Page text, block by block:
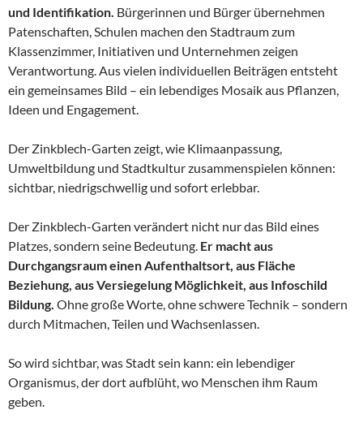
und Identifikation. Bürgerinnen und Bürger übernehmen
Patenschaften, Schulen machen den Stadtraum zum
Klassenzimmer, Initiativen und Unternehmen zeigen
Verantwortung. Aus vielen individuellen Beiträgen entsteht
ein gemeinsames Bild – ein lebendiges Mosaik aus Pflanzen,
Ideen und Engagement.
Der Zinkblech-Garten zeigt, wie Klimaanpassung,
Umweltbildung und Stadtkultur zusammenspielen können:
sichtbar, niedrigschwellig und sofort erlebbar.
Der Zinkblech-Garten verändert nicht nur das Bild eines
Platzes, sondern seine Bedeutung. Er macht aus
Durchgangsraum einen Aufenthaltsort, aus Fläche
Beziehung, aus Versiegelung Möglichkeit, aus Infoschild
Bildung. Ohne große Worte, ohne schwere Technik – sondern
durch Mitmachen, Teilen und Wachsenlassen.
So wird sichtbar, was Stadt sein kann: ein lebendiger
Organismus, der dort aufblüht, wo Menschen ihm Raum
geben.